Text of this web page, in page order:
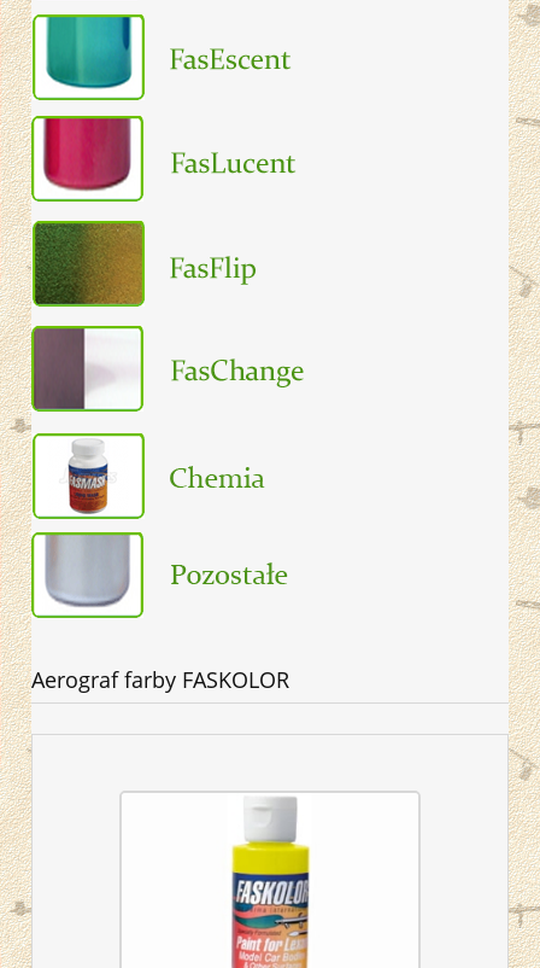
Aerograf farby FASKOLOR